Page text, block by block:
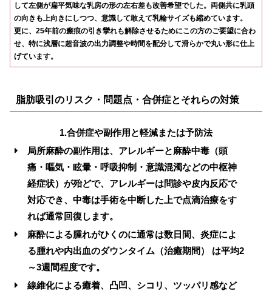
して左側が扁平気味な乳房の形の左右差も改善希望でした。両側共に乳頭
の向きも上向きにしつつ、意識して敢えて乳輪サイズも縮めています。
更に、25年前の瘢痕の引き攣れも解除させるためにこの方のご要望に合わ
せ、特に浅層に超音波の出力調整や時間を配分して滑らかで丸い形に仕上
げています。
脂肪吸引 のリスク・問題点・合併症とそれらの対策
1.合併症や副作用と軽減または予防法
局所麻酔の副作用は、アレルギーと麻酔中毒（頭
痛・嘔気・眩暈・呼吸抑制・意識混濁などの中枢神
経症状）が殆どで、アレルギーは問診や皮内反応で
対応でき、中毒は手術を中断した上で点滴治療をす
れば通常回復します。
麻酔による腫れがひくのに通常は数日間、炎症によ
る腫れや内出血のダウンタイム（治癒期間） は平均2
～3週間程度です。
線維化による癒着、凸凹、シコリ、ツッパリ感など